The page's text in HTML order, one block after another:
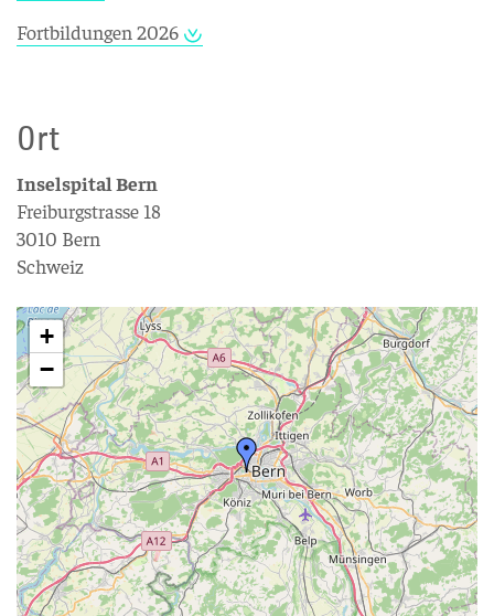
Fortbildungen 2026
Ort
Inselspital Bern
Freiburgstrasse 18
3010 Bern
Schweiz
+
−